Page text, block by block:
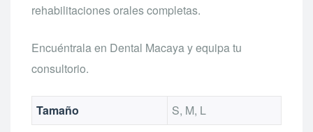
rehabilitaciones orales completas.
Encuéntrala en Dental Macaya y equipa tu
consultorio.
Tamaño S, M, L